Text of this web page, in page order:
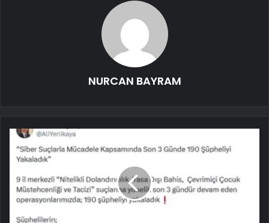
NURCAN BAYRAM